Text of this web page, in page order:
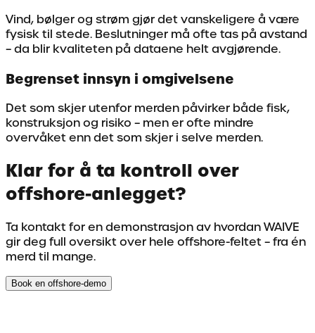
Vind, bølger og strøm gjør det vanskeligere å være
fysisk til stede. Beslutninger må ofte tas på avstand
– da blir kvaliteten på dataene helt avgjørende.
Begrenset innsyn i omgivelsene
Det som skjer utenfor merden påvirker både fisk,
konstruksjon og risiko – men er ofte mindre
overvåket enn det som skjer i selve merden.
Klar for å ta kontroll over
offshore-anlegget?
Ta kontakt for en demonstrasjon av hvordan WAIVE
gir deg full oversikt over hele offshore-feltet – fra én
merd til mange.
Book en offshore-demo